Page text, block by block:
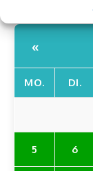
«
MO. DI.
5 6